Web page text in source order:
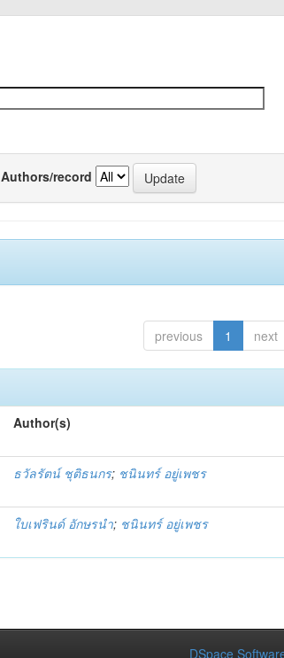
Authors/record
previous 1 next
Author(s)
ธวัลรัตน์ ชุติธนกร; ชนินทร์ อยู่เพชร
ใบเฟรินด์ อักษรนำ; ชนินทร์ อยู่เพชร
DSpace